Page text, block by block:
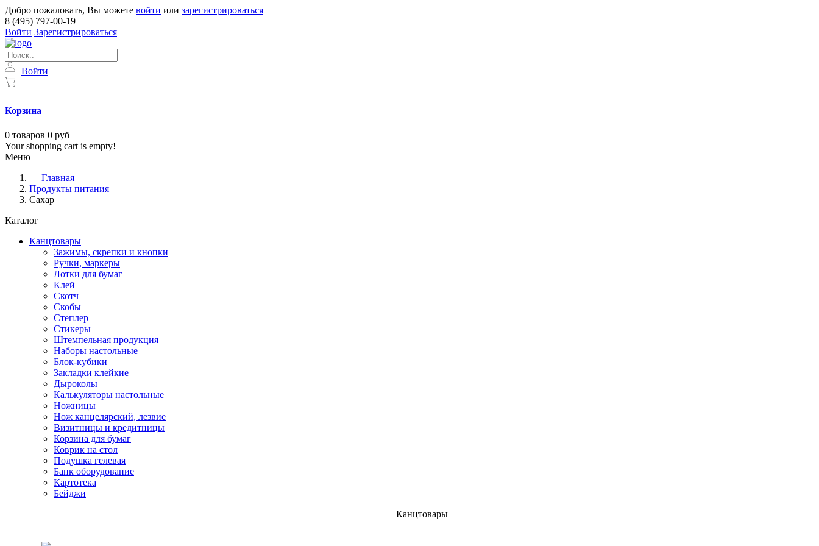
Добро пожаловать, Вы можете войти или зарегистрироваться
8 (495) 797-00-19
Войти Зарегистрироваться
Войти
Корзина
0 товаров 0 руб
Your shopping cart is empty!
Меню
Главная
Продукты питания
Сахар
Каталог
Канцтовары
Зажимы, скрепки и кнопки
Ручки, маркеры
Лотки для бумаг
Клей
Скотч
Скобы
Степлер
Стикеры
Штемпельная продукция
Наборы настольные
Блок-кубики
Закладки клейкие
Дыроколы
Калькуляторы настольные
Ножницы
Нож канцелярский, лезвие
Визитницы и кредитницы
Корзина для бумаг
Коврик на стол
Подушка гелевая
Банк оборудование
Картотека
Бейджи
Канцтовары